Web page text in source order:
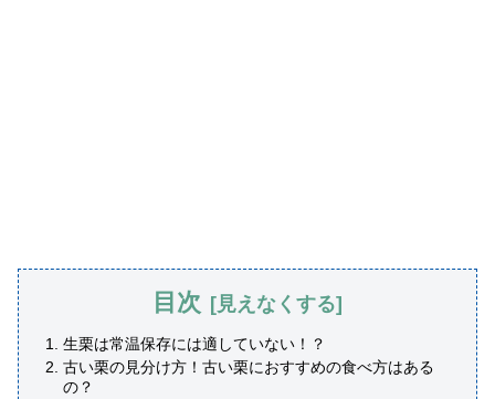
目次
生栗は常温保存には適していない！？
古い栗の見分け方！古い栗におすすめの食べ方はある
の？